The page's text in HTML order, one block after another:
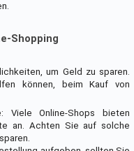
Shopping
um Geld zu sparen.
können, beim Kauf von
Online-Shops bieten
an. Achten Sie auf solche